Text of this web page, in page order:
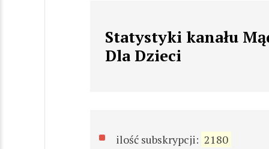
Statystyki kanału
Dla Dzieci
ilość subskrypcji: 2180